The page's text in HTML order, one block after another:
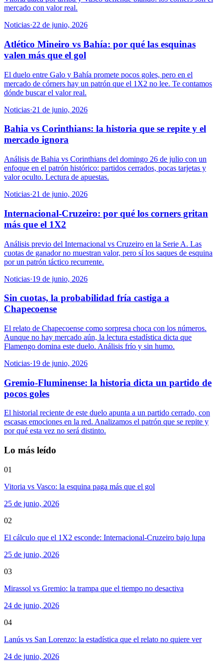
mercado con valor real.
Noticias·22 de junio, 2026
Atlético Mineiro vs Bahía: por qué las esquinas
valen más que el gol
El duelo entre Galo y Bahía promete pocos goles, pero en el
mercado de córners hay un patrón que el 1X2 no lee. Te contamos
dónde buscar el valor real.
Noticias·21 de junio, 2026
Bahia vs Corinthians: la historia que se repite y el
mercado ignora
Análisis de Bahia vs Corinthians del domingo 26 de julio con un
enfoque en el patrón histórico: partidos cerrados, pocas tarjetas y
valor oculto. Lectura de apuestas.
Noticias·21 de junio, 2026
Internacional-Cruzeiro: por qué los corners gritan
más que el 1X2
Análisis previo del Internacional vs Cruzeiro en la Serie A. Las
cuotas de ganador no muestran valor, pero sí los saques de esquina
por un patrón táctico recurrente.
Noticias·19 de junio, 2026
Sin cuotas, la probabilidad fría castiga a
Chapecoense
El relato de Chapecoense como sorpresa choca con los números.
Aunque no hay mercado aún, la lectura estadística dicta que
Flamengo domina este duelo. Análisis frío y sin humo.
Noticias·19 de junio, 2026
Gremio-Fluminense: la historia dicta un partido de
pocos goles
El historial reciente de este duelo apunta a un partido cerrado, con
escasas emociones en la red. Analizamos el patrón que se repite y
por qué esta vez no será distinto.
Lo más leído
01
Vitoria vs Vasco: la esquina paga más que el gol
25 de junio, 2026
02
El cálculo que el 1X2 esconde: Internacional-Cruzeiro bajo lupa
25 de junio, 2026
03
Mirassol vs Gremio: la trampa que el tiempo no desactiva
24 de junio, 2026
04
Lanús vs San Lorenzo: la estadística que el relato no quiere ver
24 de junio, 2026